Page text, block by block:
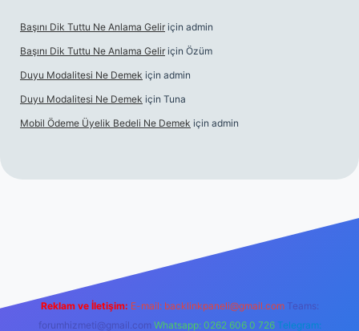
Başını Dik Tuttu Ne Anlama Gelir için admin
Başını Dik Tuttu Ne Anlama Gelir için Özüm
Duyu Modalitesi Ne Demek için admin
Duyu Modalitesi Ne Demek için Tuna
Mobil Ödeme Üyelik Bedeli Ne Demek için admin
Reklam ve İletişim: E-mail: backlinkpaneli@gmail.com Teams:
forumhizmeti@gmail.com Whatsapp: 0262 606 0 726 Telegram: